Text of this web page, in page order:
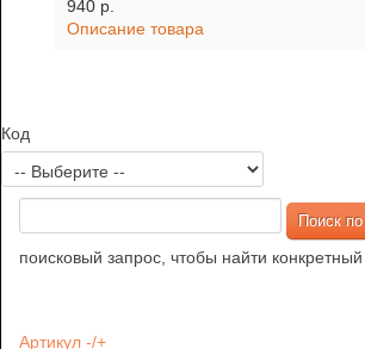
940 p.
Описание товара
Код
поисковый запрос, чтобы найти конкретный
Артикул -/+